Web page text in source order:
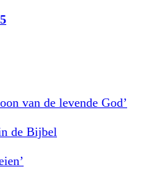
van de levende God’
de Bijbel